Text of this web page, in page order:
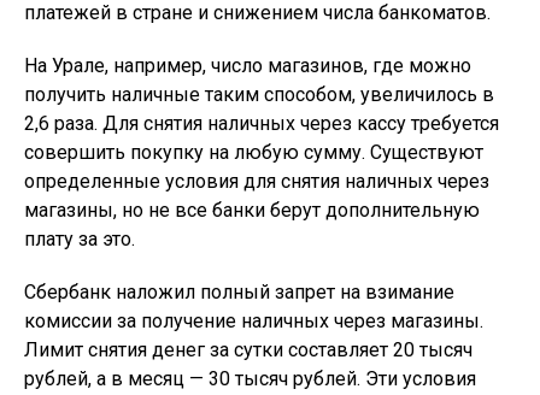
платежей в стране и снижением числа банкоматов.
На Урале, например, число магазинов, где можно
получить наличные таким способом, увеличилось в
2,6 раза. Для снятия наличных через кассу требуется
совершить покупку на любую сумму. Существуют
определенные условия для снятия наличных через
магазины, но не все банки берут дополнительную
плату за это.
Сбербанк наложил полный запрет на взимание
комиссии за получение наличных через магазины.
Лимит снятия денег за сутки составляет 20 тысяч
рублей, а в месяц — 30 тысяч рублей. Эти условия